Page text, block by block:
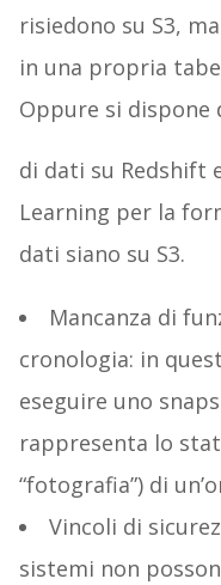
risiedono su S3,
in una propria
Oppure si dispone
di dati su Redshift
Learning per la
dati siano su S3.
Mancanza di
cronologia: in
eseguire uno
rappresenta lo
“fotografia”) di
Vincoli di
sistemi non